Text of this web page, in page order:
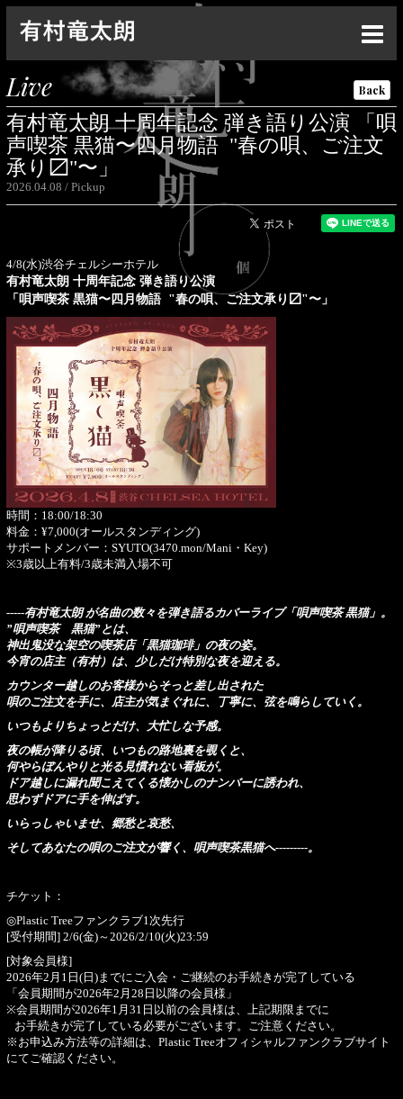
Top
News
Live
Media
Profile
Discography
Goods
Contact
Special
Live Back
有村竜太朗 十周年記念 弾き語り公演 「唄
声喫茶 黒猫〜四月物語 "春の唄、ご注文
承り〼"〜」
2026.04.08 Pickup
4/8(水)渋谷チェルシーホテル
有村竜太朗 十周年記念 弾き語り公演
「唄声喫茶 黒猫〜四月物語 "春の唄、ご注文承り〼"〜」
時間：18:00/18:30
料金：¥7,000(オールスタンディング)
サポートメンバー：SYUTO(3470.mon/Mani・Key)
※3歳以上有料/3歳未満入場不可
-----有村竜太朗 が名曲の数々を弾き語るカバーライブ「唄声喫茶 黒猫」。
”唄声喫茶 黒猫”とは、
神出鬼没な架空の喫茶店「黒猫珈琲」の夜の姿。
今宵の店主（有村）は、少しだけ特別な夜を迎える。
カウンター越しのお客様からそっと差し出された
唄のご注文を手に、店主が気まぐれに、丁寧に、弦を鳴らしていく。
いつもよりちょっとだけ、大忙しな予感。
夜の帳が降りる頃、いつもの路地裏を覗くと、
何やらぼんやりと光る見慣れない看板が。
ドア越しに漏れ聞こえてくる懐かしのナンバーに誘われ、
思わずドアに手を伸ばす。
いらっしゃいませ、郷愁と哀愁、
そしてあなたの唄のご注文が響く、唄声喫茶黒猫へ---------。
チケット：
◎Plastic Treeファンクラブ1次先行
[受付期間] 2/6(金)～2026/2/10(火)23:59
[対象会員様]
2026年2月1日(日)までにご入会・ご継続のお手続きが完了している
「会員期間が2026年2月28日以降の会員様」
※会員期間が2026年1月31日以前の会員様は、上記期限までに
お手続きが完了している必要がございます。ご注意ください。
※お申込み方法等の詳細は、 Plastic Treeオフィシャルファンクラブサイト
にてご確認ください。